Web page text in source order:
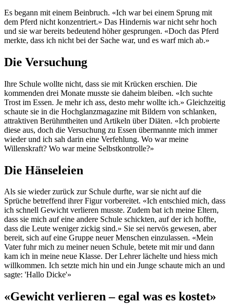
Es begann mit einem Beinbruch. «Ich war bei einem Sprung mit
dem Pferd nicht konzentriert.» Das Hindernis war nicht sehr hoch
und sie war bereits bedeutend höher gesprungen. «Doch das Pferd
merkte, dass ich nicht bei der Sache war, und es warf mich ab.»
Die Versuchung
Ihre Schule wollte nicht, dass sie mit Krücken erschien. Die
kommenden drei Monate musste sie daheim bleiben. «Ich suchte
Trost im Essen. Je mehr ich ass, desto mehr wollte ich.» Gleichzeitig
schaute sie in die Hochglanzmagazine mit Bildern von schlanken,
attraktiven Berühmtheiten und Artikeln über Diäten. «Ich probierte
diese aus, doch die Versuchung zu Essen übermannte mich immer
wieder und ich sah darin eine Verfehlung. Wo war meine
Willenskraft? Wo war meine Selbstkontrolle?»
Die Hänseleien
Als sie wieder zurück zur Schule durfte, war sie nicht auf die
Sprüche betreffend ihrer Figur vorbereitet. «Ich entschied mich, dass
ich schnell Gewicht verlieren musste. Zudem bat ich meine Eltern,
dass sie mich auf eine andere Schule schickten, auf der ich hoffte,
dass die Leute weniger zickig sind.» Sie sei nervös gewesen, aber
bereit, sich auf eine Gruppe neuer Menschen einzulassen. «Mein
Vater fuhr mich zu meiner neuen Schule, betete mit mir und dann
kam ich in meine neue Klasse. Der Lehrer lächelte und hiess mich
willkommen. Ich setzte mich hin und ein Junge schaute mich an und
sagte: 'Hallo Dicke'»
«Gewicht verlieren – egal was es kostet»